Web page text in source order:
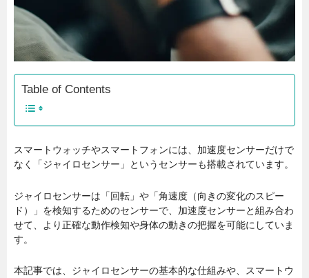
Table of Contents
スマートウォッチやスマートフォンには、加速度センサーだけで
なく「ジャイロセンサー」というセンサーも搭載されています。
ジャイロセンサーは「回転」や「角速度（向きの変化のスピー
ド）」を検知するためのセンサーで、加速度センサーと組み合わ
せて、より正確な動作検知や身体の動きの把握を可能にしていま
す。
本記事では、ジャイロセンサーの基本的な仕組みや、スマートウ